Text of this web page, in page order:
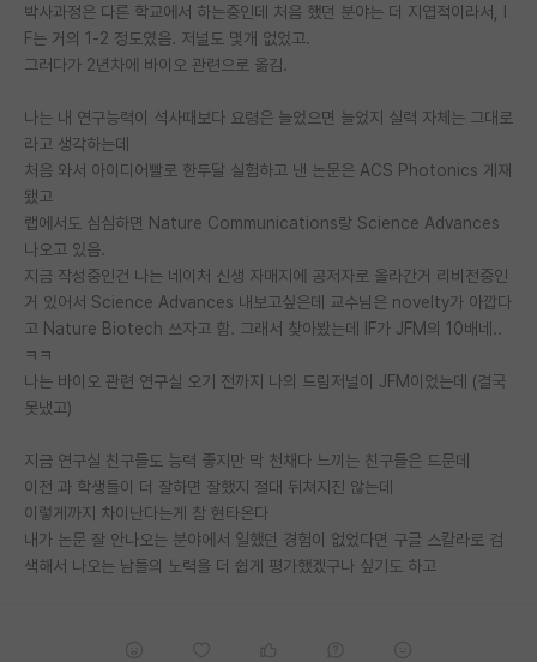
PI 전용 게시판
인문사회 계열 게시판
특수/전문대학원 게시판
반도체/AI 게시판
장학금/장학생 게시판
학술 정보 게시판
홍보 게시판
커리어
유학교육
이벤트
반도체 아카데미
재팬라운지 🌸
박사과정은 다른 학교에서 하는중인데 처음 했던 분야는 더 지엽적이라서, I
F는 거의 1-2 정도였음. 저널도 몇개 없었고.
그러다가 2년차에 바이오 관련으로 옮김.
나는 내 연구능력이 석사때보다 요령은 늘었으면 늘었지 실력 자체는 그대로
라고 생각하는데
처음 와서 아이디어빨로 한두달 실험하고 낸 논문은 ACS Photonics 게재
됐고
랩에서도 심심하면 Nature Communications랑 Science Advances
나오고 있음.
지금 작성중인건 나는 네이처 신생 자매지에 공저자로 올라간거 리비전중인
거 있어서 Science Advances 내보고싶은데 교수님은 novelty가 아깝다
고 Nature Biotech 쓰자고 함. 그래서 찾아봤는데 IF가 JFM의 10배네..
ㅋㅋ
나는 바이오 관련 연구실 오기 전까지 나의 드림저널이 JFM이었는데 (결국
못냈고)
지금 연구실 친구들도 능력 좋지만 막 천채다 느끼는 친구들은 드문데
이전 과 학생들이 더 잘하면 잘했지 절대 뒤쳐지진 않는데
이렇게까지 차이난다는게 참 현타온다
내가 논문 잘 안나오는 분야에서 일했던 경험이 없었다면 구글 스칼라로 검
색해서 나오는 남들의 노력을 더 쉽게 평가했겠구나 싶기도 하고